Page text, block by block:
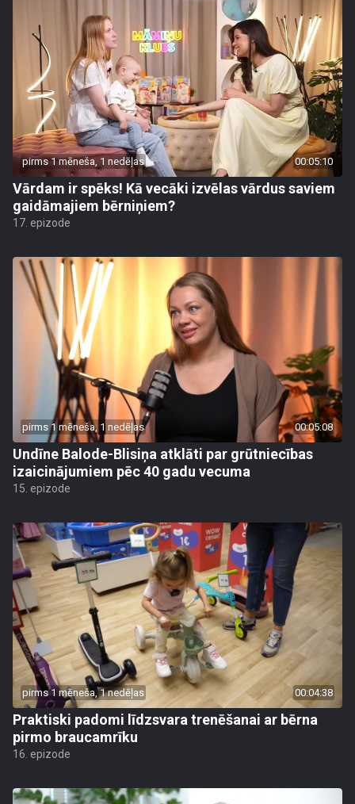
pirms 1 mēneša, 1 nedēļas 00:05:10
Vārdam ir spēks! Kā vecāki izvēlas vārdus saviem
gaidāmajiem bērniņiem?
17. epizode
pirms 1 mēneša, 1 nedēļas 00:05:08
Undīne Balode-Blisiņa atklāti par grūtniecības
izaicinājumiem pēc 40 gadu vecuma
15. epizode
pirms 1 mēneša, 1 nedēļas 00:04:38
Praktiski padomi līdzsvara trenēšanai ar bērna
pirmo braucamrīku
16. epizode